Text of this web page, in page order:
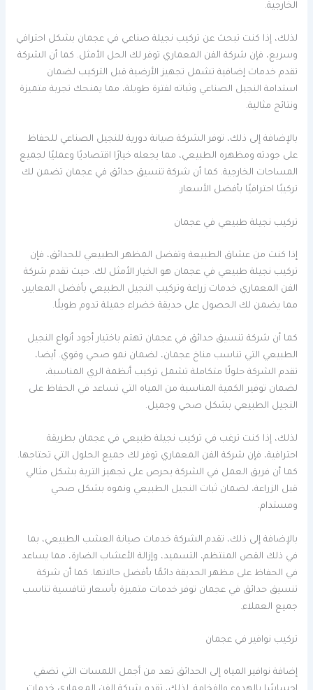
الخارجية.
لذلك، إذا كنت تبحث عن تركيب نجيلة صناعي في عجمان بشكل احترافي
وسريع، فإن شركة الفن المعماري توفر لك الحل الأمثل. كما أن الشركة
تقدم خدمات إضافية تشمل تجهيز الأرضية قبل التركيب لضمان
استدامة النجيل الصناعي وثباته لفترة طويلة، مما يمنحك تجربة متميزة
ونتائج مثالية.
بالإضافة إلى ذلك، توفر الشركة صيانة دورية للنجيل الصناعي للحفاظ
على جودته ومظهره الطبيعي، مما يجعله خيارًا اقتصاديًا وعمليًا لجميع
المساحات الخارجية. كما أن شركة تنسيق حدائق في عجمان تضمن لك
تركيبًا احترافيًا بأفضل الأسعار.
تركيب نجيلة طبيعي في عجمان
إذا كنت من عشاق الطبيعة وتفضل المظهر الطبيعي للحدائق، فإن
تركيب نجيلة طبيعي في عجمان هو الخيار الأمثل لك. حيث تقدم شركة
الفن المعماري خدمات زراعة وتركيب النجيل الطبيعي بأفضل المعايير،
مما يضمن لك الحصول على حديقة خضراء جميلة تدوم طويلًا.
كما أن شركة تنسيق حدائق في عجمان تهتم باختيار أجود أنواع النجيل
الطبيعي التي تناسب مناخ عجمان، لضمان نمو صحي وقوي. أيضا،
تقدم الشركة حلولًا متكاملة تشمل تركيب أنظمة الري المناسبة،
لضمان توفير الكمية المناسبة من المياه التي تساعد في الحفاظ على
النجيل الطبيعي بشكل صحي وجميل.
لذلك، إذا كنت ترغب في تركيب نجيلة طبيعي في عجمان بطريقة
احترافية، فإن شركة الفن المعماري توفر لك جميع الحلول التي تحتاجها.
كما أن فريق العمل في الشركة يحرص على تجهيز التربة بشكل مثالي
قبل الزراعة، لضمان ثبات النجيل الطبيعي ونموه بشكل صحي
ومستدام.
بالإضافة إلى ذلك، تقدم الشركة خدمات صيانة العشب الطبيعي، بما
في ذلك القص المنتظم، التسميد، وإزالة الأعشاب الضارة، مما يساعد
في الحفاظ على مظهر الحديقة دائمًا بأفضل حالاتها. كما أن شركة
تنسيق حدائق في عجمان توفر خدمات متميزة بأسعار تنافسية تناسب
جميع العملاء.
تركيب نوافير في عجمان
إضافة نوافير المياه إلى الحدائق تعد من أجمل اللمسات التي تضفي